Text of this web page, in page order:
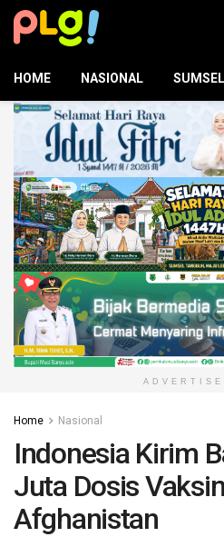
HOME NASIONAL SUMSEL
Home Nasional
Indonesia Kirim
Juta Dosis
Afghanistan